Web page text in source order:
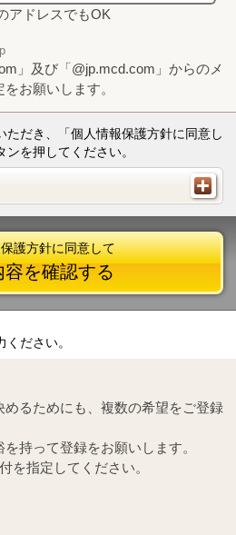
アドレスでもOK
」及び「@jp.mcd.com」からのメ
お願いします。
ただき、「個人情報保護方針に同意し
を押してください。
護方針に同意して
容を確認する
ださい。
るためにも、複数の希望をご登録
持って登録をお願いします。
を指定してください。